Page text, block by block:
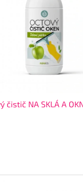
čistič NA SKLÁ A